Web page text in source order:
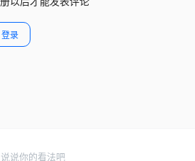
登录
说你的看法吧